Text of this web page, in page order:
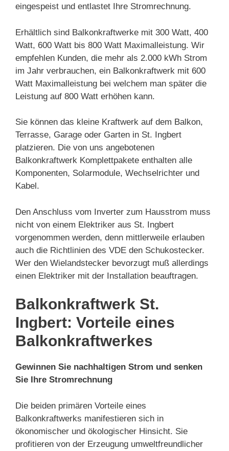
eingespeist und entlastet Ihre Stromrechnung.
Erhältlich sind Balkonkraftwerke mit 300 Watt, 400
Watt, 600 Watt bis 800 Watt Maximalleistung. Wir
empfehlen Kunden, die mehr als 2.000 kWh Strom
im Jahr verbrauchen, ein Balkonkraftwerk mit 600
Watt Maximalleistung bei welchem man später die
Leistung auf 800 Watt erhöhen kann.
Sie können das kleine Kraftwerk auf dem Balkon,
Terrasse, Garage oder Garten in St. Ingbert
platzieren. Die von uns angebotenen
Balkonkraftwerk Komplettpakete enthalten alle
Komponenten, Solarmodule, Wechselrichter und
Kabel.
Den Anschluss vom Inverter zum Hausstrom muss
nicht von einem Elektriker aus St. Ingbert
vorgenommen werden, denn mittlerweile erlauben
auch die Richtlinien des VDE den Schukostecker.
Wer den Wielandstecker bevorzugt muß allerdings
einen Elektriker mit der Installation beauftragen.
Balkonkraftwerk St.
Ingbert: Vorteile eines
Balkonkraftwerkes
Gewinnen Sie nachhaltigen Strom und senken
Sie Ihre Stromrechnung
Die beiden primären Vorteile eines
Balkonkraftwerks manifestieren sich in
ökonomischer und ökologischer Hinsicht. Sie
profitieren von der Erzeugung umweltfreundlicher